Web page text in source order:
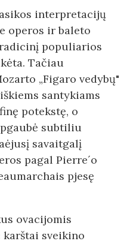
interpretacijų
operos ir baleto
populiarios
Tačiau
„Figaro vedybų"
santykiams
potekstę, o
subtiliu
savaitgalį
pagal Pierre´o
pjesę
ovacijomis
sveikino